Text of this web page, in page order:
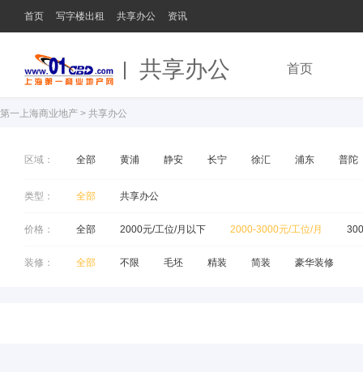
首页 写字楼出租 共享办公 资讯
共享办公 首页
第一上海商业地产 > 共享办公
区域： 全部 黄浦 静安 长宁 徐汇 浦东 普陀
类型： 全部 共享办公
价格： 全部 2000元/工位/月以下 2000-3000元/工位/月
装修： 全部 不限 毛坯 精装 简装 豪华装修